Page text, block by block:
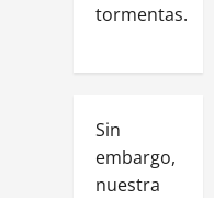
tormentas.
Sin
embargo,
nuestra